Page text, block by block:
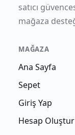
satıcı
mağaza
MAĞAZA
Ana Sayfa
Sepet
Giriş Yap
Hesap Oluştur